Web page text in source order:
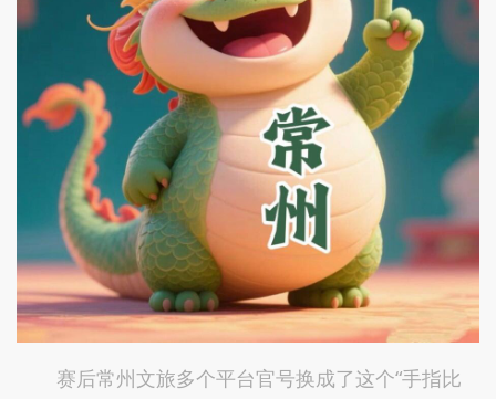
赛后常州文旅多个平台官号换成了这个“手指比